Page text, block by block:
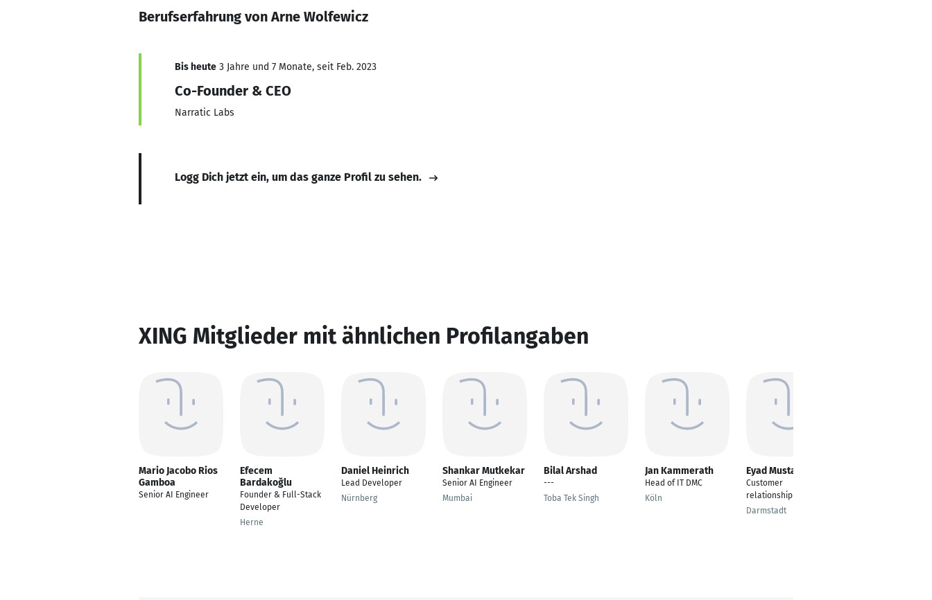
Berufserfahrung von Arne Wolfewicz
Bis heute 3 Jahre und 7 Monate, seit Feb. 2023
Co-Founder & CEO
Narratic Labs
Logg Dich jetzt ein, um das ganze Profil zu sehen.
XING Mitglieder mit ähnlichen Profilangaben
Mario Jacobo Rios
Gamboa
Senior AI Engineer
Efecem
Bardakoğlu
Founder & Full-Stack
Developer
Herne
Daniel Heinrich
Lead Developer
Nürnberg
Shankar Mutkekar
Senior AI Engineer
Mumbai
Bilal Arshad
---
Toba Tek Singh
Jan Kammerath
Head of IT DMC
Köln
Eyad Mustafa
Customer
relationship manager
Darmstadt